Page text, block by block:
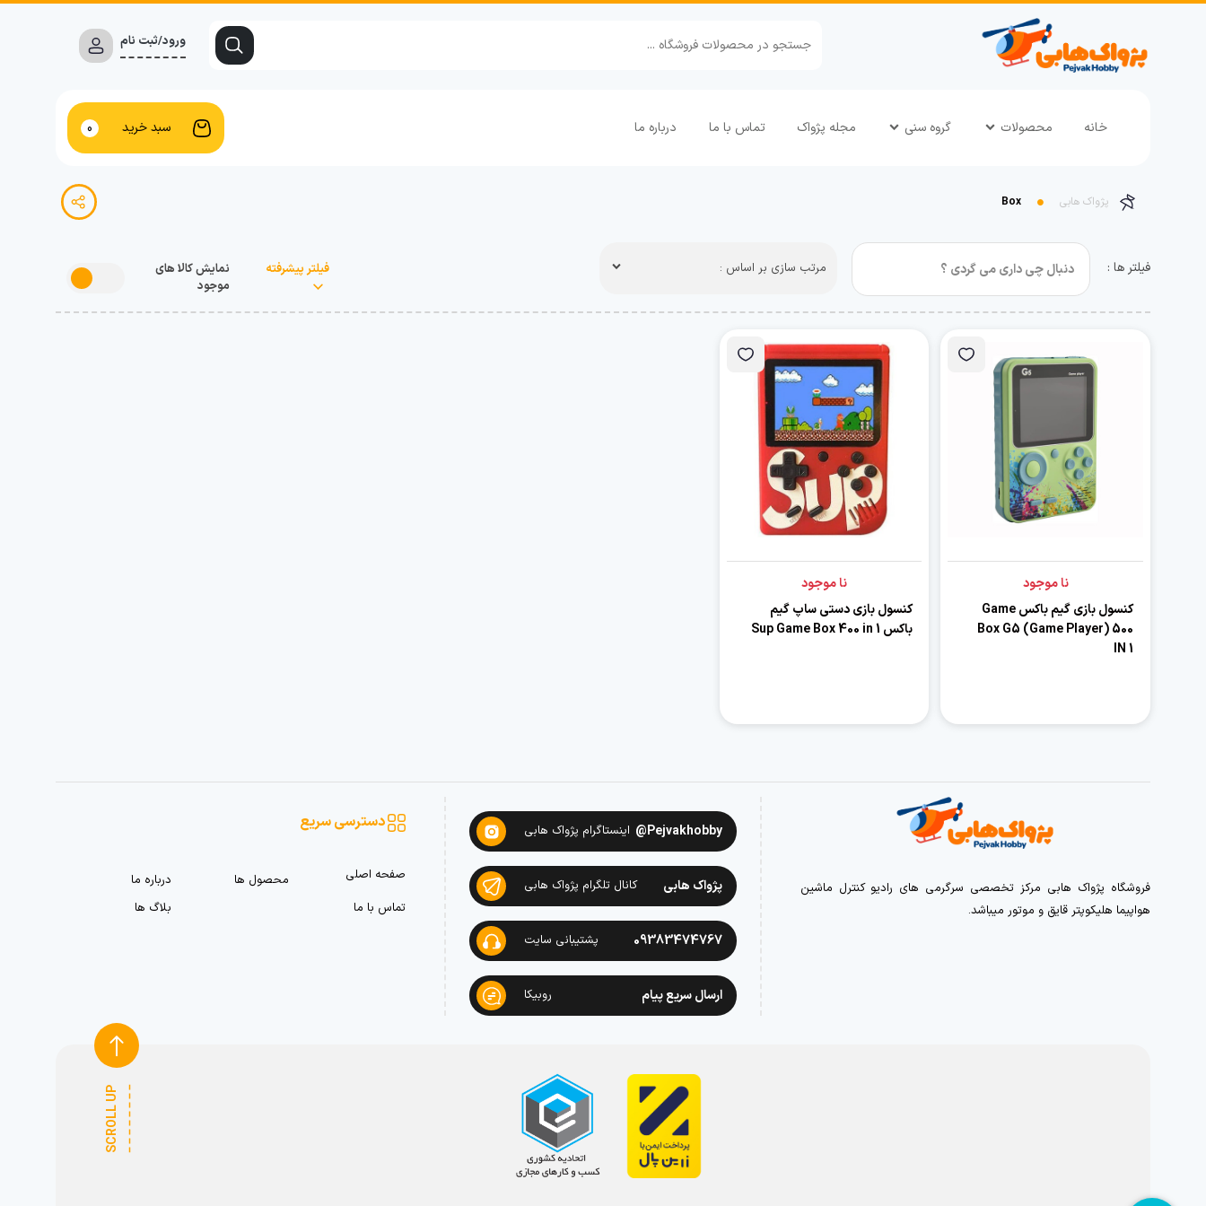
ورود/ثبت نام
خانه محصولات گروه سنی مجله پژواک تماس با ما درباره ما سبد خرید 0
پژواک هابی Box
فیلتر ها : مرتب سازی بر اساس : فیلتر پیشرفته
نمایش کالا های
موجود
نا موجود
کنسول بازی گیم باکس Game
Box G5 (Game Player) 500
IN 1
نا موجود
کنسول بازی دستی ساپ گیم
باکس Sup Game Box 400 in 1
فروشگاه پژواک هابی مرکز تخصصی سرگرمی های رادیو کنترل ماشین
هواپیما هلیکوپتر قایق و موتور میباشد.
Pejvakhobby@ اینستاگرام پژواک هابی
پژواک هابی کانال تلگرام پژواک هابی
09383474767 پشتیبانی سایت
ارسال سریع پیام روبیکا
دسترسی سریع
صفحه اصلی محصول ها
درباره ما
تماس با ما
بلاگ ها
SCROLL UP